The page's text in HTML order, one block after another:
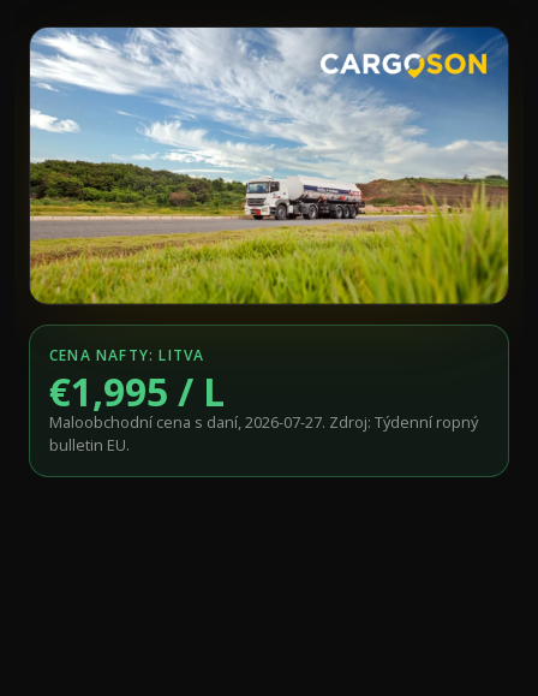
CENA NAFTY: LITVA
€1,995 / L
Maloobchodní cena s daní, 2026-07-27. Zdroj: Týdenní ropný
bulletin EU.